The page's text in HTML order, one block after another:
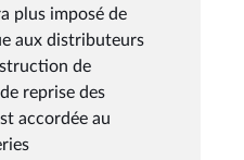
plus imposé de
aux distributeurs
de
reprise des
accordée au